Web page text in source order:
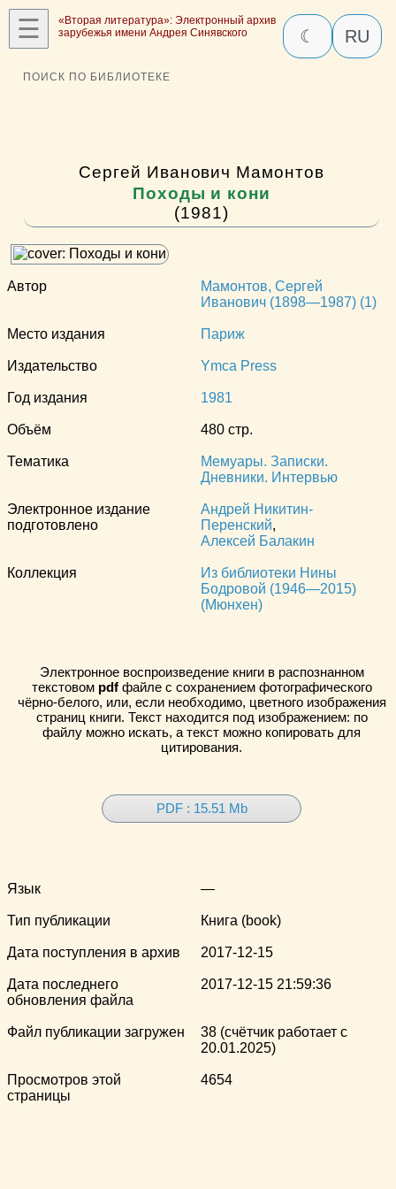
☰
«Вторая литература»: Электронный архив
зарубежья имени Андрея Синявского
☾ RU
ПОИСК ПО БИБЛИОТЕКЕ
Сергей Иванович Мамонтов
Походы и кони
(1981)
Автор
Мамонтов, Сергей
Иванович (1898—1987) (1)
Место издания Париж
Издательство Ymca Press
Год издания 1981
Объём 480 стр.
Тематика
Мемуары. Записки.
Дневники. Интервью
Электронное издание
подготовлено
Андрей Никитин-
Перенский,
Алексей Балакин
Коллекция
Из библиотеки Нины
Бодровой (1946—2015)
(Мюнхен)
Электронное воспроизведение книги в распознанном
текстовом pdfфайле с сохранением фотографического
чёрно-белого, или, если необходимо, цветного изображения
страниц книги. Текст находится под изображением: по
файлу можно искать, а текст можно копировать для
цитирования.
PDF : 15.51 Mb
Язык —
Тип публикации Книга (book)
Дата поступления в архив 2017-12-15
Дата последнего
обновления файла
2017-12-15 21:59:36
Файл публикации загружен
38 (счётчик работает с
20.01.2025)
Просмотров этой
страницы
4654